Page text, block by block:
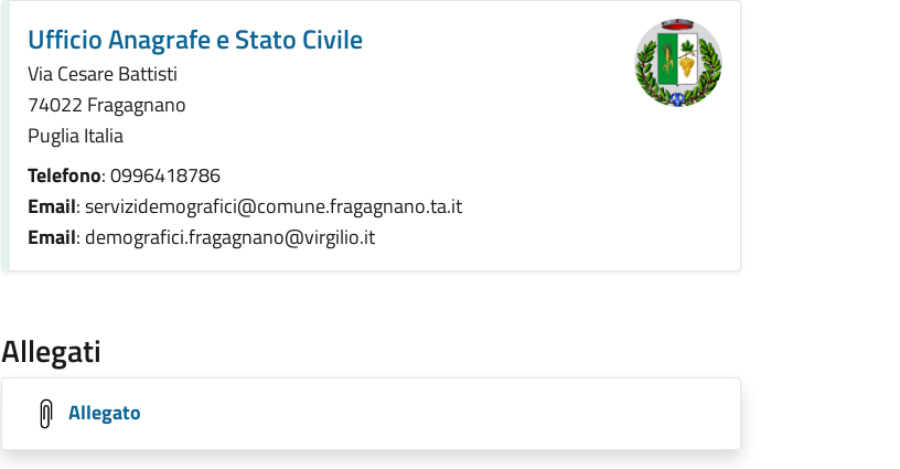
Ufficio Anagrafe e Stato Civile
Via Cesare Battisti
74022 Fragagnano
Puglia Italia
Telefono: 0996418786
Email: servizidemografici@comune.fragagnano.ta.it
Email: demografici.fragagnano@virgilio.it
Allegati
Allegato